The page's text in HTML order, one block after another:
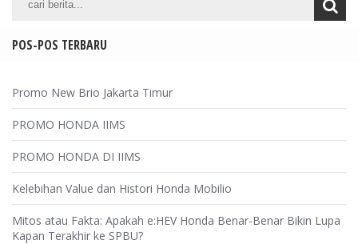
POS-POS TERBARU
Promo New Brio Jakarta Timur
PROMO HONDA IIMS
PROMO HONDA DI IIMS
Kelebihan Value dan Histori Honda Mobilio
Mitos atau Fakta: Apakah e:HEV Honda Benar-Benar Bikin Lupa
Kapan Terakhir ke SPBU?